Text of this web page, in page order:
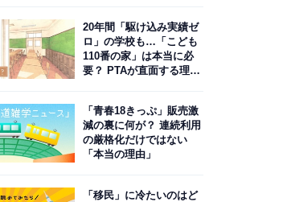
20年間「駆け込み実績ゼ
ロ」の学校も…「こども
110番の家」は本当に必
要？ PTAが直面する理想
「青春18きっぷ」販売激
減の裏に何が？ 連続利用
の厳格化だけではない
「本当の理由」
「移民」に冷たいのはど